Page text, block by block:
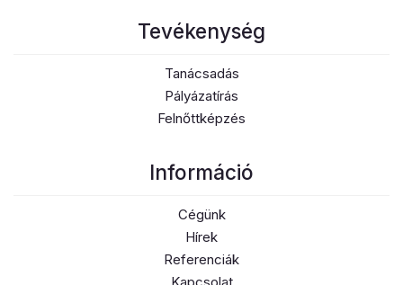
Tevékenység
Tanácsadás
Pályázatírás
Felnőttképzés
Információ
Cégünk
Hírek
Referenciák